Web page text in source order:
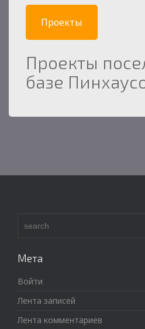
Проекты
Проекты
базе
Мета
Войти
Лента записей
Лента комментариев